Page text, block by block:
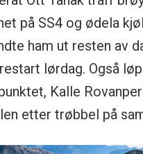
på SS4 og ødela
ham ut resten av
lørdag. Også
Kalle
etter trøbbel på